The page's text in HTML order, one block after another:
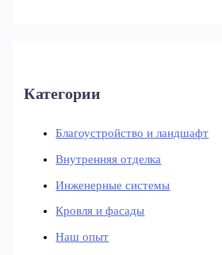
Категории
Благоустройство и ландшафт
Внутренняя отделка
Инженерные системы
Кровля и фасады
Наш опыт